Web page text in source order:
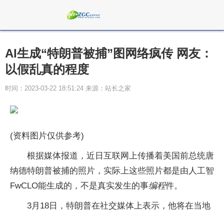
AI生成“特朗普被捕”图网络疯传 网友：
以假乱真的程度
时间：2023-03-22 18:51:24 来源：站长之家
(资料图片仅供参考)
根据媒体报道，近日互联网上传播着美国前总统唐
纳德特朗普被捕的照片，实际上这些照片都是由人工智
FwCLO能生成的，不是真实发生的事编程件。
3月18日，特朗普在社交媒体上表示，他将在当地